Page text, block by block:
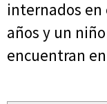
internados en
años y un
encuentran